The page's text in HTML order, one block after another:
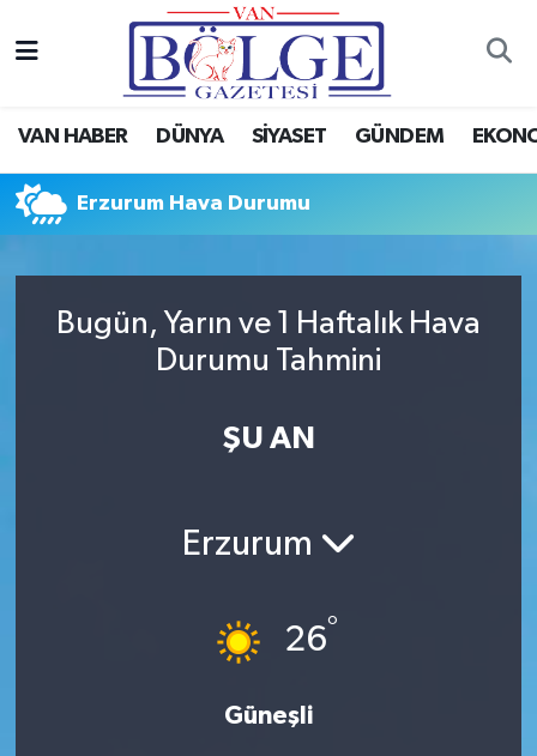
VAN HABER DÜNYA SİYASET GÜNDEM
Erzurum Hava Durumu
Bugün, Yarın ve 1 Haftalık Hava
Durumu Tahmini
ŞU AN
Erzurum
26°
Güneşli
Van Haber
Gündem
Spor
Ekonomi
Hava Durumu
Puan Durumu ve Fikstür
Tüm Manşetler
Son Dakika Haberleri